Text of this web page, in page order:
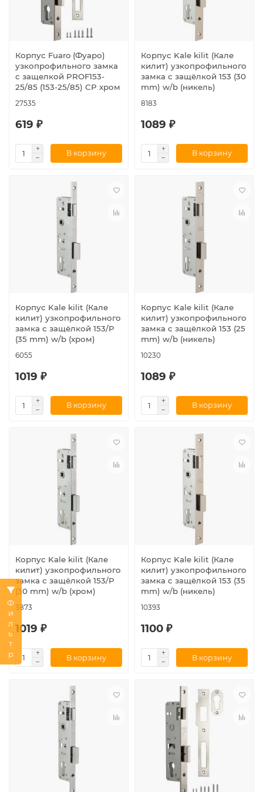
Фильтр
Корпус Fuaro (Фуаро)
узкопрофильного замка
с защелкой PROF153-
25/85 (153-25/85) CP хром
27535
619 ₽
В корзину
Корпус Kale kilit (Кале
килит) узкопрофильного
замка с защёлкой 153 (30
mm) w/b (никель)
8183
1089 ₽
В корзину
Корпус Kale kilit (Кале
килит) узкопрофильного
замка с защёлкой 153/P
(35 mm) w/b (хром)
6055
1019 ₽
В корзину
Корпус Kale kilit (Кале
килит) узкопрофильного
замка с защёлкой 153 (25
mm) w/b (никель)
10230
1089 ₽
В корзину
Корпус Kale kilit (Кале
килит) узкопрофильного
замка с защёлкой 153/P
(30 mm) w/b (хром)
3873
1019 ₽
В корзину
Корпус Kale kilit (Кале
килит) узкопрофильного
замка с защёлкой 153 (35
mm) w/b (никель)
10393
1100 ₽
В корзину